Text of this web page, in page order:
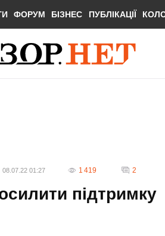
ФОРУМ БІЗНЕС ПУБЛІКАЦІЇ
08.07.22 01:27 1 419 2
підтримку